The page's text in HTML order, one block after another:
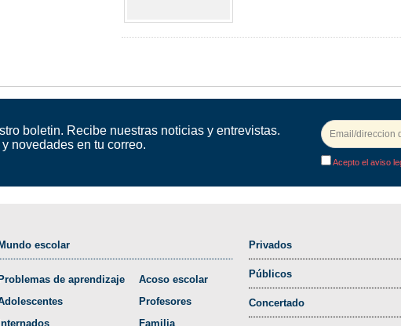
boletin. Recibe nuestras noticias y entrevistas.
novedades en tu correo.
Acepto el aviso
Mundo escolar
Problemas de aprendizaje
Internados
Acoso escolar
Profesores
Familia
Privados
Públicos
Concertado